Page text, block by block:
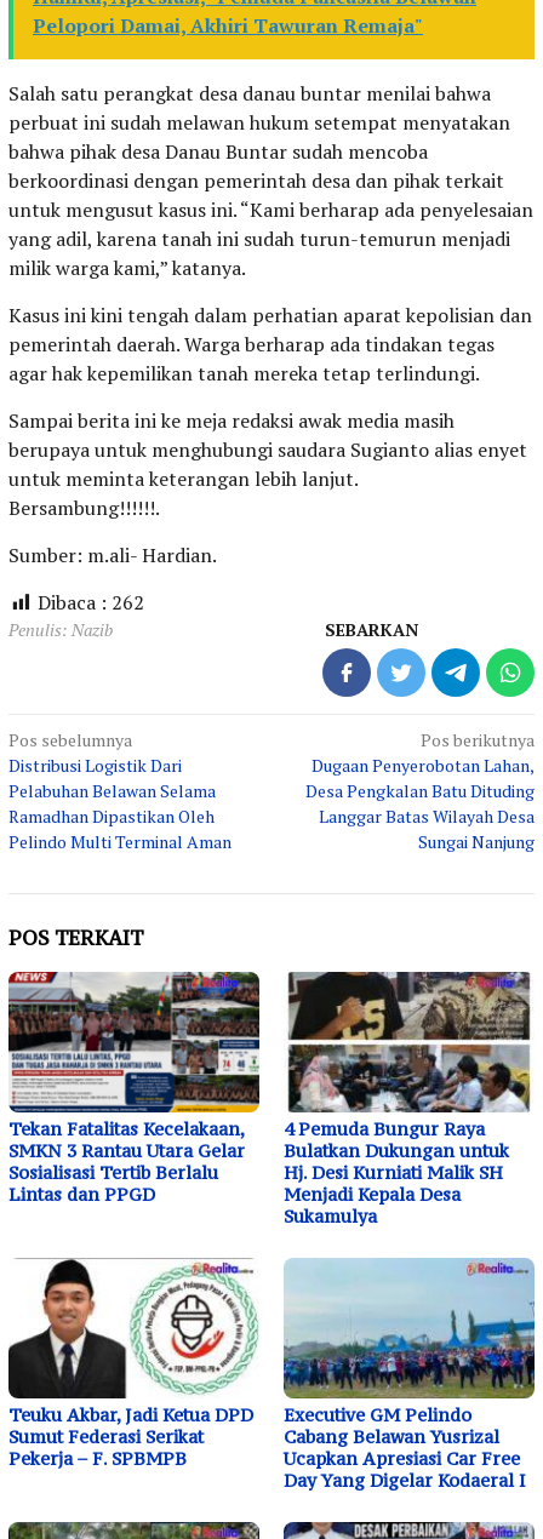
Pelopori Damai, Akhiri Tawuran Remaja"
Salah satu perangkat desa danau buntar menilai bahwa
perbuat ini sudah melawan hukum setempat menyatakan
bahwa pihak desa Danau Buntar sudah mencoba
berkoordinasi dengan pemerintah desa dan pihak terkait
untuk mengusut kasus ini. “Kami berharap ada penyelesaian
yang adil, karena tanah ini sudah turun-temurun menjadi
milik warga kami,” katanya.
Kasus ini kini tengah dalam perhatian aparat kepolisian dan
pemerintah daerah. Warga berharap ada tindakan tegas
agar hak kepemilikan tanah mereka tetap terlindungi.
Sampai berita ini ke meja redaksi awak media masih
berupaya untuk menghubungi saudara Sugianto alias enyet
untuk meminta keterangan lebih lanjut.
Bersambung!!!!!!.
Sumber: m.ali- Hardian.
Dibaca : 262
Penulis: Nazib SEBARKAN
Navigasi
pos
Pos sebelumnya
Distribusi Logistik Dari
Pelabuhan Belawan Selama
Ramadhan Dipastikan Oleh
Pelindo Multi Terminal Aman
Pos berikutnya
Dugaan Penyerobotan Lahan,
Desa Pengkalan Batu Dituding
Langgar Batas Wilayah Desa
Sungai Nanjung
POS TERKAIT
Tekan Fatalitas Kecelakaan,
SMKN 3 Rantau Utara Gelar
Sosialisasi Tertib Berlalu
Lintas dan PPGD
4 Pemuda Bungur Raya
Bulatkan Dukungan untuk
Hj. Desi Kurniati Malik SH
Menjadi Kepala Desa
Sukamulya
Teuku Akbar, Jadi Ketua DPD
Sumut Federasi Serikat
Pekerja – F. SPBMPB
Executive GM Pelindo
Cabang Belawan Yusrizal
Ucapkan Apresiasi Car Free
Day Yang Digelar Kodaeral I